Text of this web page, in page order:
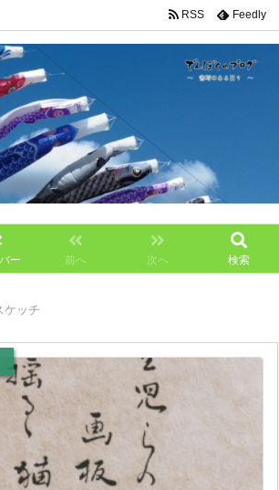
ー 前へ 次へ 検索
RSS Feedly
ケッチ